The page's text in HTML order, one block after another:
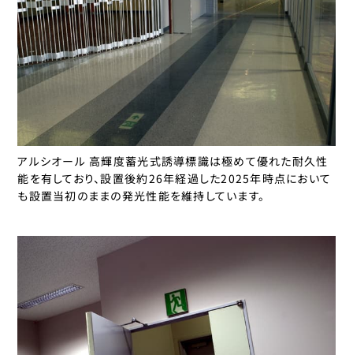
アルシオール 高輝度蓄光式誘導標識は極めて優れた耐久性
能を有しており、設置後約26年経過した2025年時点において
も設置当初のままの発光性能を維持しています。